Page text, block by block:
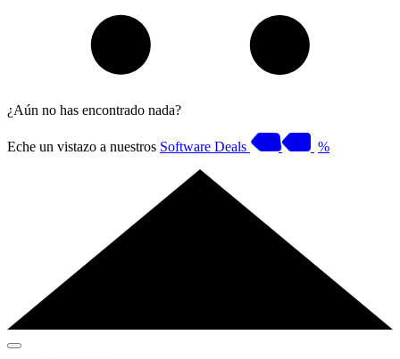
¿Aún no has encontrado nada?
Eche un vistazo a nuestros Software Deals %